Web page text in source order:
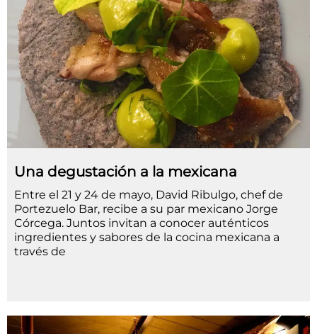
Una degustación a la mexicana
Entre el 21 y 24 de mayo, David Ribulgo, chef de
Portezuelo Bar, recibe a su par mexicano Jorge
Córcega. Juntos invitan a conocer auténticos
ingredientes y sabores de la cocina mexicana a
través de